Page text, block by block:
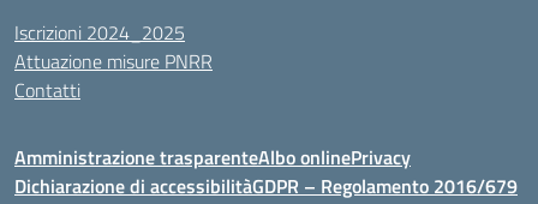
Iscrizioni 2024_2025
Attuazione misure PNRR
Contatti
Amministrazione trasparenteAlbo onlinePrivacy
Dichiarazione di accessibilitàGDPR – Regolamento 2016/679